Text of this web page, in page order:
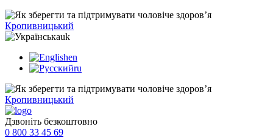
Кропивницький
uk
en
ru
Кропивницький
Дзвоніть безкоштовно
0 800 33 45 69